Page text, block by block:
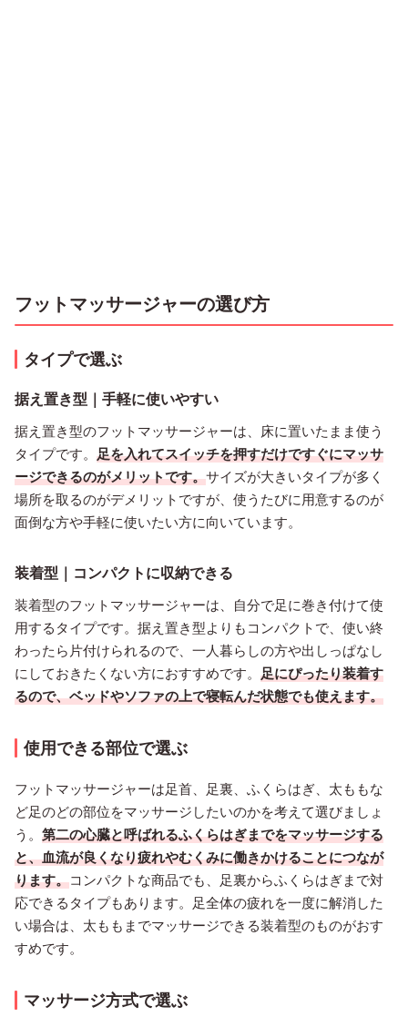
フットマッサージャーの選び方
タイプで選ぶ
据え置き型｜手軽に使いやすい
据え置き型のフットマッサージャーは、床に置いたまま使う
タイプです。 足を入れてスイッチを押すだけですぐにマッサ
ージできるのがメリットです。サイズが大きいタイプが多く
場所を取るのがデメリットですが、使うたびに用意するのが
面倒な方や手軽に使いたい方に向いています。
装着型｜コンパクトに収納できる
装着型のフットマッサージャーは、自分で足に巻き付けて使
用するタイプです。据え置き型よりもコンパクトで、使い終
わったら片付けられるので、一人暮らしの方や出しっぱなし
にしておきたくない方におすすめです。 足にぴったり装着す
るので、ベッドやソファの上で寝転んだ状態でも使えます。
使用できる部位で選ぶ
フットマッサージャーは足首、足裏、ふくらはぎ、太ももな
ど足のどの部位をマッサージしたいのかを考えて選びましょ
う。 第二の心臓と呼ばれるふくらはぎまでをマッサージする
と、血流が良くなり疲れやむくみに働きかけることにつなが
ります。コンパクトな商品でも、足裏からふくらはぎまで対
応できるタイプもあります。足全体の疲れを一度に解消した
い場合は、太ももまでマッサージできる装着型のものがおす
すめです。
マッサージ方式で選ぶ